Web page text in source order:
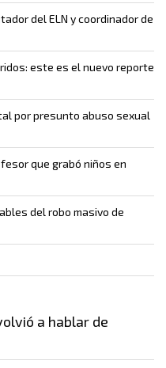
del ELN y coordinador de
este es el nuevo reporte
por presunto abuso sexual
que grabó niños en
del robo masivo de
a hablar de